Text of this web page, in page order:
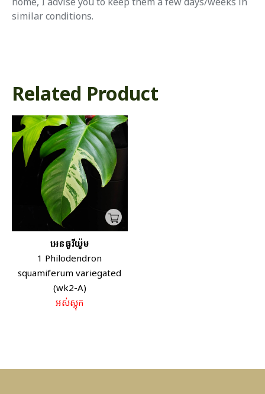
similar conditions.
Related Product
អេនធូរីយ៉ូម
1 Philodendron
squamiferum variegated
(wk2-A)
អស់ស្តុក